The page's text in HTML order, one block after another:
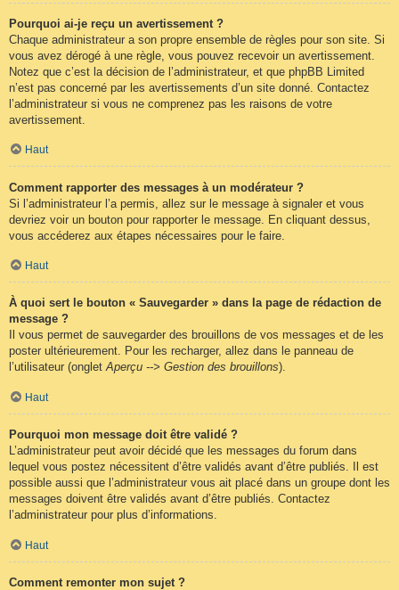
Pourquoi ai-je reçu un avertissement ?
Chaque administrateur a son propre ensemble de règles pour son site. Si
vous avez dérogé à une règle, vous pouvez recevoir un avertissement.
Notez que c’est la décision de l’administrateur, et que phpBB Limited
n’est pas concerné par les avertissements d’un site donné. Contactez
l’administrateur si vous ne comprenez pas les raisons de votre
avertissement.
Haut
Comment rapporter des messages à un modérateur ?
Si l’administrateur l’a permis, allez sur le message à signaler et vous
devriez voir un bouton pour rapporter le message. En cliquant dessus,
vous accéderez aux étapes nécessaires pour le faire.
Haut
À quoi sert le bouton « Sauvegarder » dans la page de rédaction de
message ?
Il vous permet de sauvegarder des brouillons de vos messages et de les
poster ultérieurement. Pour les recharger, allez dans le panneau de
l’utilisateur (ongletAperçu --> Gestion des brouillons).
Haut
Pourquoi mon message doit être validé ?
L’administrateur peut avoir décidé que les messages du forum dans
lequel vous postez nécessitent d’être validés avant d’être publiés. Il est
possible aussi que l’administrateur vous ait placé dans un groupe dont les
messages doivent être validés avant d’être publiés. Contactez
l’administrateur pour plus d’informations.
Haut
Comment remonter mon sujet ?